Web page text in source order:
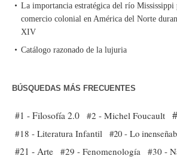
La importancia estratégica del río Mississippi
comercio colonial en América del Norte
XIV
Catálogo razonado de la lujuria
BÚSQUEDAS MÁS FRECUENTES
#1 - Filosofía 2.0 #2 - Michel Foucault
#18 - Literatura Infantil #20 - Lo
#21 - Arte #29 - Fenomenología
#30 -